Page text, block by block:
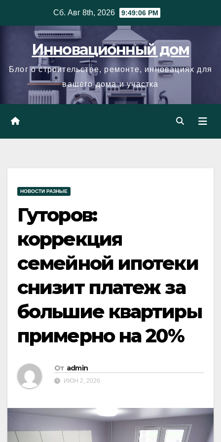
Сб. Авг 8th, 2026 9:49:07 PM
Инновационный дом
Блог о строительстве, ремонте, инновациях для
вашего дома и участка
НОВОСТИ РАЗНЫЕ
Гуторов:
коррекция
семейной ипотеки
снизит платеж за
большие квартиры
примерно на 20%
От admin
ИЮН 2, 2026